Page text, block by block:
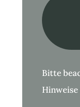
Bitte
Hinweise